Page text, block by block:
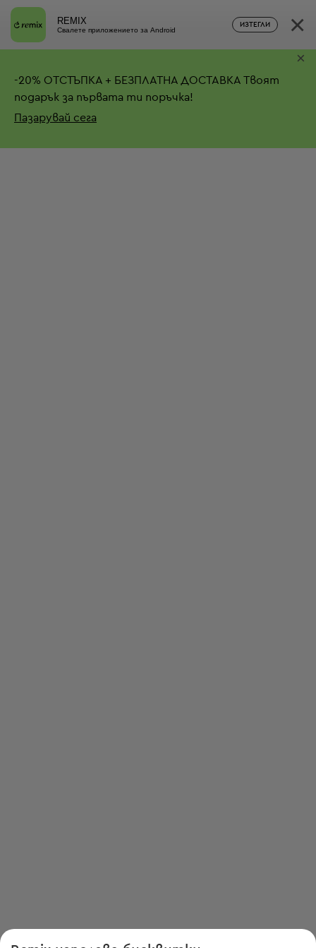
REMIX
Свалете приложението за Android
ИЗТЕГЛИ ×
-20% ОТСТЪПКА + БЕЗПЛАТНА ДОСТАВКА Твоят
подарък за първата ти поръчка!
Пазарувай сега
×